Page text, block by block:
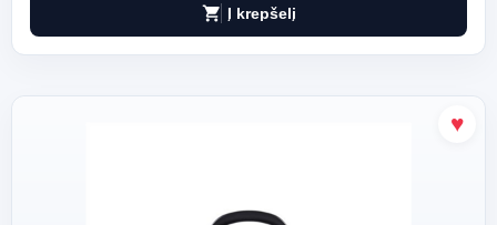
shopping_cart Į krepšelį